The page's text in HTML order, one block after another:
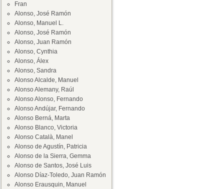
Fran
Alonso, José Ramón
Alonso, Manuel L.
Alonso, José Ramón
Alonso, Juan Ramón
Alonso, Cynthia
Alonso, Álex
Alonso, Sandra
Alonso Alcalde, Manuel
Alonso Alemany, Raúl
Alonso Alonso, Fernando
Alonso Andújar, Fernando
Alonso Berná, Marta
Alonso Blanco, Victoria
Alonso Català, Manel
Alonso de Agustín, Patricia
Alonso de la Sierra, Gemma
Alonso de Santos, José Luis
Alonso Díaz-Toledo, Juan Ramón
Alonso Erausquin, Manuel